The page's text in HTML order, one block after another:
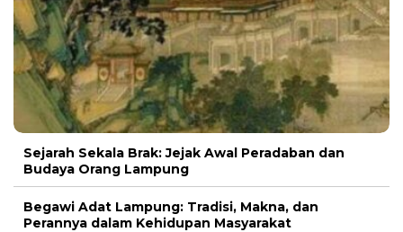
Sejarah Sekala Brak: Jejak Awal Peradaban dan
Budaya Orang Lampung
Begawi Adat Lampung: Tradisi, Makna, dan
Perannya dalam Kehidupan Masyarakat